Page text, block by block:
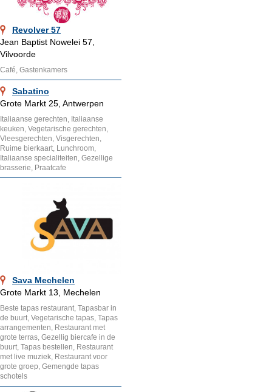
Revolver 57
Jean Baptist Nowelei 57,
Vilvoorde
Café, Gastenkamers
Sabatino
Grote Markt 25, Antwerpen
Italiaanse gerechten, Italiaanse
keuken, Vegetarische gerechten,
Vleesgerechten, Visgerechten,
Ruime bierkaart, Lunchroom,
Italiaanse specialiteiten, Gezellige
brasserie, Praatcafe
Sava Mechelen
Grote Markt 13, Mechelen
Beste tapas restaurant, Tapasbar in
de buurt, Vegetarische tapas, Tapas
arrangementen, Restaurant met
grote terras, Gezellig biercafe in de
buurt, Tapas bestellen, Restaurant
met live muziek, Restaurant voor
grote groep, Gemengde tapas
schotels